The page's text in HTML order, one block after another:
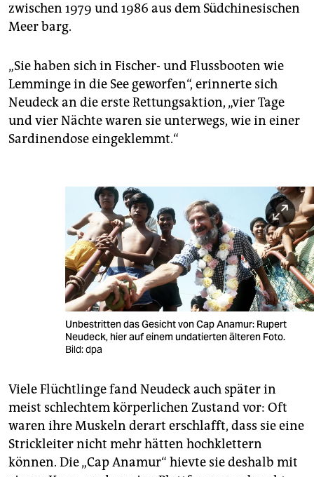
zwischen 1979 und 1986 aus dem Südchinesischen
Meer barg.
„Sie haben sich in Fischer- und Flussbooten wie
Lemminge in die See geworfen“, erinnerte sich
Neudeck an die erste Rettungsaktion, „vier Tage
und vier Nächte waren sie unterwegs, wie in einer
Sardinendose eingeklemmt.“
Unbestritten das Gesicht von Cap Anamur: Rupert
Neudeck, hier auf einem undatierten älteren Foto.
Bild: dpa
Viele Flüchtlinge fand Neudeck auch später in
meist schlechtem körperlichen Zustand vor: Oft
waren ihre Muskeln derart erschlafft, dass sie eine
Strickleiter nicht mehr hätten hochklettern
können. Die „Cap Anamur“ hievte sie deshalb mit